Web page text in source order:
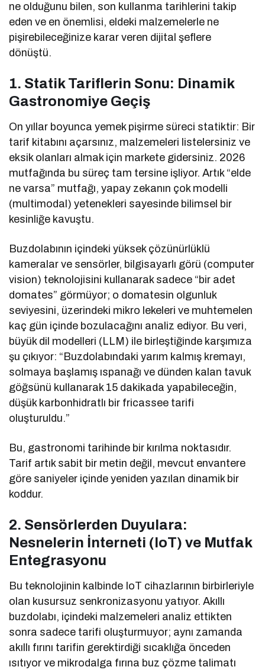
ne olduğunu bilen, son kullanma tarihlerini takip
eden ve en önemlisi, eldeki malzemelerle ne
pişirebileceğinize karar veren dijital şeflere
dönüştü.
1. Statik Tariflerin Sonu: Dinamik
Gastronomiye Geçiş
On yıllar boyunca yemek pişirme süreci statiktir: Bir
tarif kitabını açarsınız, malzemeleri listelersiniz ve
eksik olanları almak için markete gidersiniz. 2026
mutfağında bu süreç tam tersine işliyor. Artık “elde
ne varsa” mutfağı, yapay zekanın çok modelli
(multimodal) yetenekleri sayesinde bilimsel bir
kesinliğe kavuştu.
Buzdolabının içindeki yüksek çözünürlüklü
kameralar ve sensörler, bilgisayarlı görü (computer
vision) teknolojisini kullanarak sadece “bir adet
domates” görmüyor; o domatesin olgunluk
seviyesini, üzerindeki mikro lekeleri ve muhtemelen
kaç gün içinde bozulacağını analiz ediyor. Bu veri,
büyük dil modelleri (LLM) ile birleştiğinde karşımıza
şu çıkıyor: “Buzdolabındaki yarım kalmış kremayı,
solmaya başlamış ıspanağı ve dünden kalan tavuk
göğsünü kullanarak 15 dakikada yapabileceğin,
düşük karbonhidratlı bir fricassee tarifi
oluşturuldu.”
Bu, gastronomi tarihinde bir kırılma noktasıdır.
Tarif artık sabit bir metin değil, mevcut envantere
göre saniyeler içinde yeniden yazılan dinamik bir
koddur.
2. Sensörlerden Duyulara:
Nesnelerin İnterneti (IoT) ve Mutfak
Entegrasyonu
Bu teknolojinin kalbinde IoT cihazlarının birbirleriyle
olan kusursuz senkronizasyonu yatıyor. Akıllı
buzdolabı, içindeki malzemeleri analiz ettikten
sonra sadece tarifi oluşturmuyor; aynı zamanda
akıllı fırını tarifin gerektirdiği sıcaklığa önceden
ısıtıyor ve mikrodalga fırına buz çözme talimatı